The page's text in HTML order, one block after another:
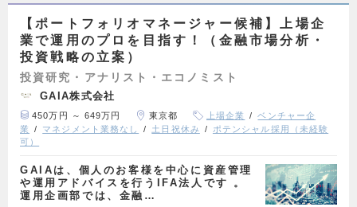
【ポートフォリオマネージャー候補】上場企
業で運用のプロを目指す！（金融市場分析・
投資戦略の立案）
投資研究・アナリスト・エコノミスト
GAIA株式会社
450万円 ～ 649万円 東京都 上場企業
ベンチャー企
業
マネジメント業務なし 土日祝休み
ポテンシャル採用（未経験
可）
GAIAは、個人のお客様を中心に資産管理
や運用アドバイスを行うIFA法人です 。
運用企画部では、金融…